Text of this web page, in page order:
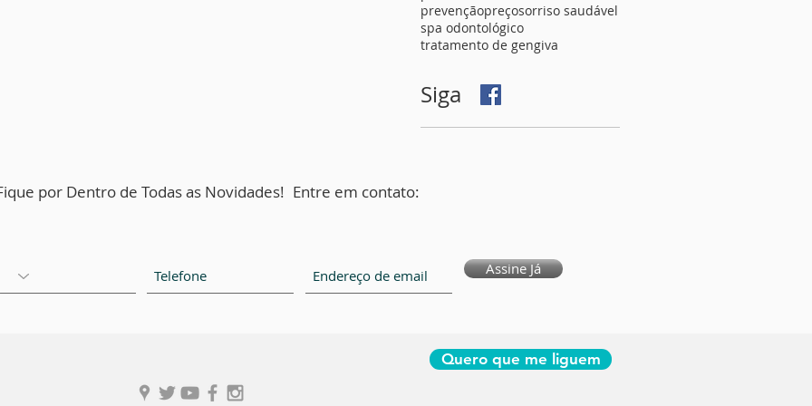
prevençãopreçosorriso saudável
spa odontológico
tratamento de gengiva
Siga
por Dentro de Todas as Novidades! Entre em contato:
Assine Já
Quero que me liguem